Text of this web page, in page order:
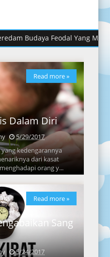
Step yang Harus Dimiliki Dalam
Dalam Diri
5/29/2017
kedengarannya
dari kasat
orang y...
Read more »
Sang
5/24/2017
Read more »